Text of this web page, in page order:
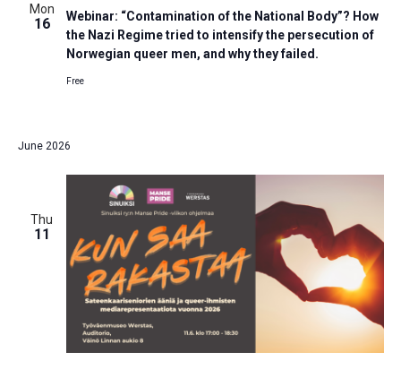
Mon
16
Webinar: “Contamination of the National Body”? How
the Nazi Regime tried to intensify the persecution of
Norwegian queer men, and why they failed.
Free
June 2026
Thu
11